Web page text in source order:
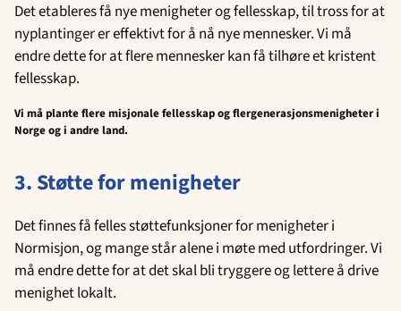
Det etableres få nye menigheter og fellesskap, til tross for at
nyplantinger er effektivt for å nå nye mennesker. Vi må
endre dette for at flere mennesker kan få tilhøre et kristent
fellesskap.
Vi må plante flere misjonale fellesskap og flergenerasjonsmenigheter i
Norge og i andre land.
3. Støtte for menigheter
Det finnes få felles støttefunksjoner for menigheter i
Normisjon, og mange står alene i møte med utfordringer. Vi
må endre dette for at det skal bli tryggere og lettere å drive
menighet lokalt.